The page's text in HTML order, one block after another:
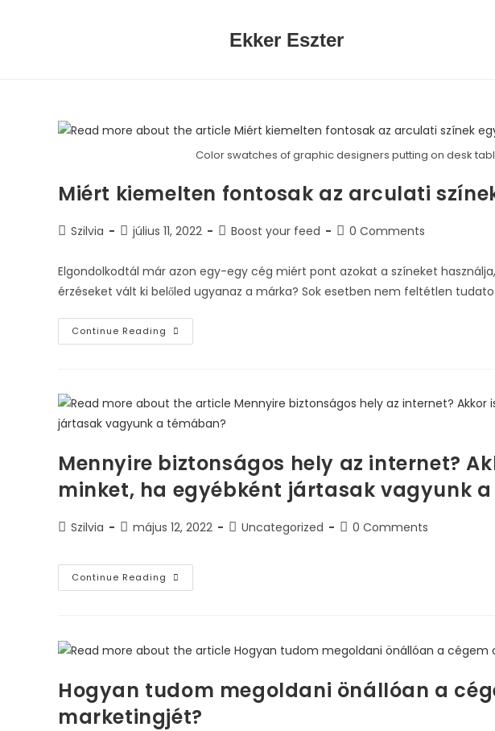
Ekker Eszter
Color swatches of graphic designers putting on desk
Miért kiemelten fontosak az arculati
Szilvia július 11, 2022 Boost your feed 0 Comments
Elgondolkodtál már azon egy-egy cég miért pont azokat a színeket
érzéseket vált ki belőled ugyanaz a márka? Sok esetben nem feltétlen
Continue Reading
Mennyire biztonságos hely az internet?
minket, ha egyébként jártasak vagyunk
Szilvia május 12, 2022 Uncategorized 0 Comments
Continue Reading
Hogyan tudom megoldani önállóan a
marketingjét?